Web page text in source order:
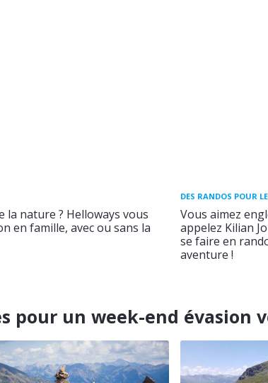
la nature ? Helloways vous
en famille, avec ou sans la
DES RANDOS POUR
Vous aimez
appelez Kilian
se faire en
aventure !
pour un week-end évasion